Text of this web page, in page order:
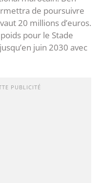
de poursuivre
20 millions d’euros.
pour le Stade
juin 2030 avec
PUBLICITÉ